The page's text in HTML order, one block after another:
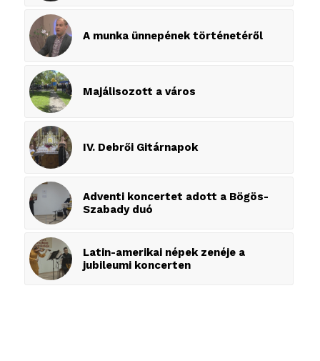
A munka ünnepének történetéről
Majálisozott a város
IV. Debrői Gitárnapok
Adventi koncertet adott a Bögös-
Szabady duó
Latin-amerikai népek zenéje a
jubileumi koncerten